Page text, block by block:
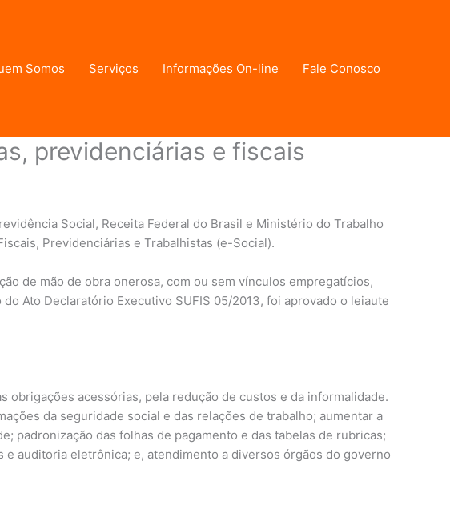
Somos Serviços Informações On-line Fale Conosco
previdenciárias e fiscais
Social, Receita Federal do Brasil e Ministério do Trabalho
Previdenciárias e Trabalhistas (e-Social).
de mão de obra onerosa, com ou sem vínculos empregatícios,
Ato Declaratório Executivo SUFIS 05/2013, foi aprovado o leiaute
obrigações acessórias, pela redução de custos e da informalidade.
da seguridade social e das relações de trabalho; aumentar a
padronização das folhas de pagamento e das tabelas de rubricas;
auditoria eletrônica; e, atendimento a diversos órgãos do governo